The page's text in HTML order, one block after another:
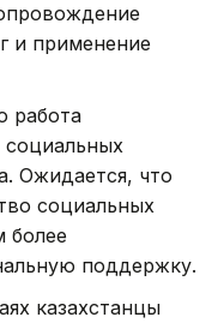
и применение
работа
Ожидается, что
социальных
более
поддержку.
казахстанцы